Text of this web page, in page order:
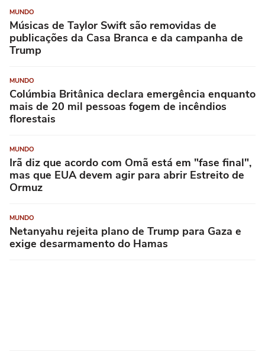
MUNDO
Músicas de Taylor Swift são removidas de
publicações da Casa Branca e da campanha de
Trump
MUNDO
Colúmbia Britânica declara emergência enquanto
mais de 20 mil pessoas fogem de incêndios
florestais
MUNDO
Irã diz que acordo com Omã está em "fase final",
mas que EUA devem agir para abrir Estreito de
Ormuz
MUNDO
Netanyahu rejeita plano de Trump para Gaza e
exige desarmamento do Hamas